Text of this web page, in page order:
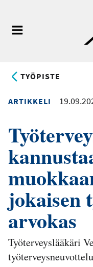
pääsisältöön
TYÖPISTE
ARTIKKELI
jokaisen
arvokas
Työterveyslääkäri